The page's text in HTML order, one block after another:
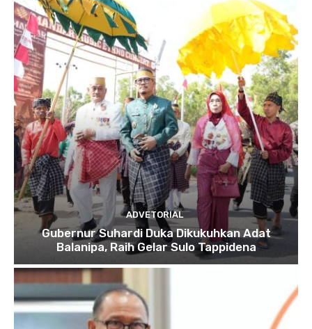
ADVETORIAL
Gubernur Suhardi Duka Dikukuhkan Adat
Balanipa, Raih Gelar Sulo Tappidena